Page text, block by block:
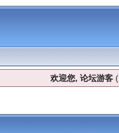
欢迎您, 论坛游客(